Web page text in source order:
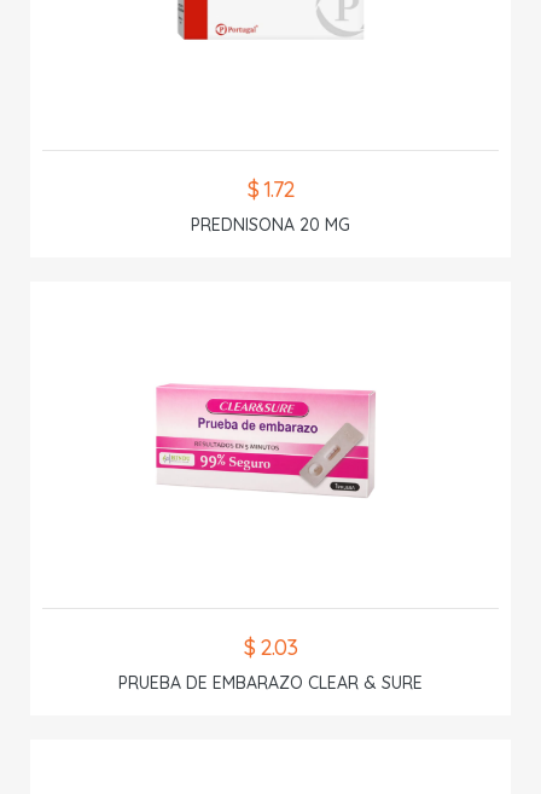
$ 1.72
PREDNISONA 20 MG
$ 2.03
PRUEBA DE EMBARAZO CLEAR & SURE